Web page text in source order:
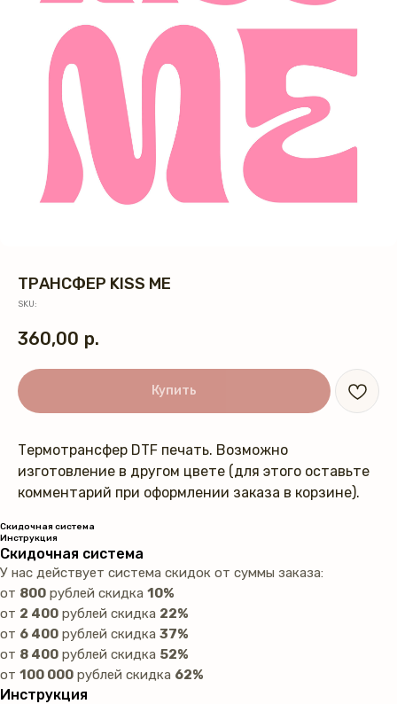
ТРАНСФЕР KISS ME
SKU:
360,00 р.
Купить
Термотрансфер DTF печать. Возможно
изготовление в другом цвете (для этого оставьте
комментарий при оформлении заказа в корзине).
Скидочная система
Инструкция
Скидочная система
У нас действует система скидок от суммы заказа:
от 800 рублей скидка 10%
от 2 400 рублей скидка 22%
от 6 400 рублей скидка 37%
от 8 400 рублей скидка 52%
от 100 000 рублей скидка 62%
Инструкция